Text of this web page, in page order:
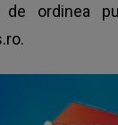
de ordinea